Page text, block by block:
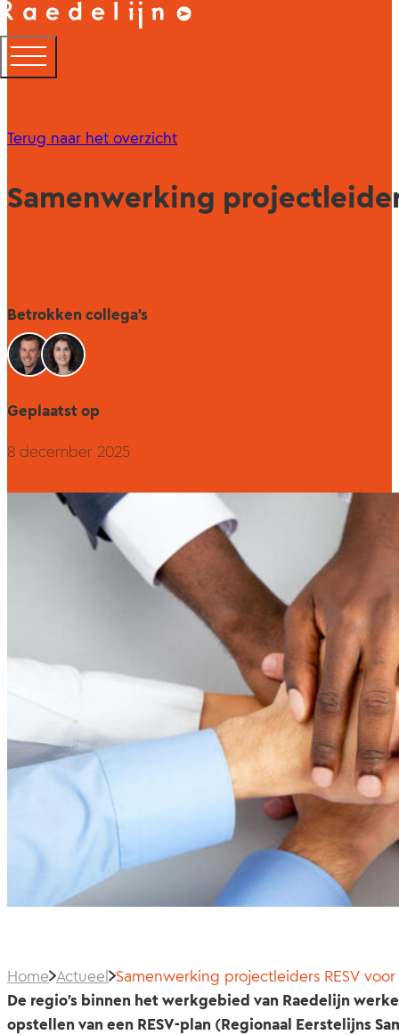
Terug naar het overzicht
Samenwerking
Betrokken collega's
Geplaatst op
8 december 2025
Home Actueel Samenwerking projectleiders RESV voor
De regio’s binnen het werkgebied van Raedelijn
opstellen van een RESV-plan (Regionaal Eerstelijns